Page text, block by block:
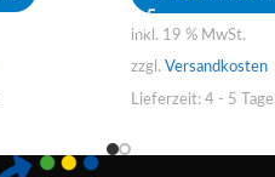
inkl. 19 % MwSt.
zzgl. Versandkosten
Lieferzeit:4 - 5 Tage